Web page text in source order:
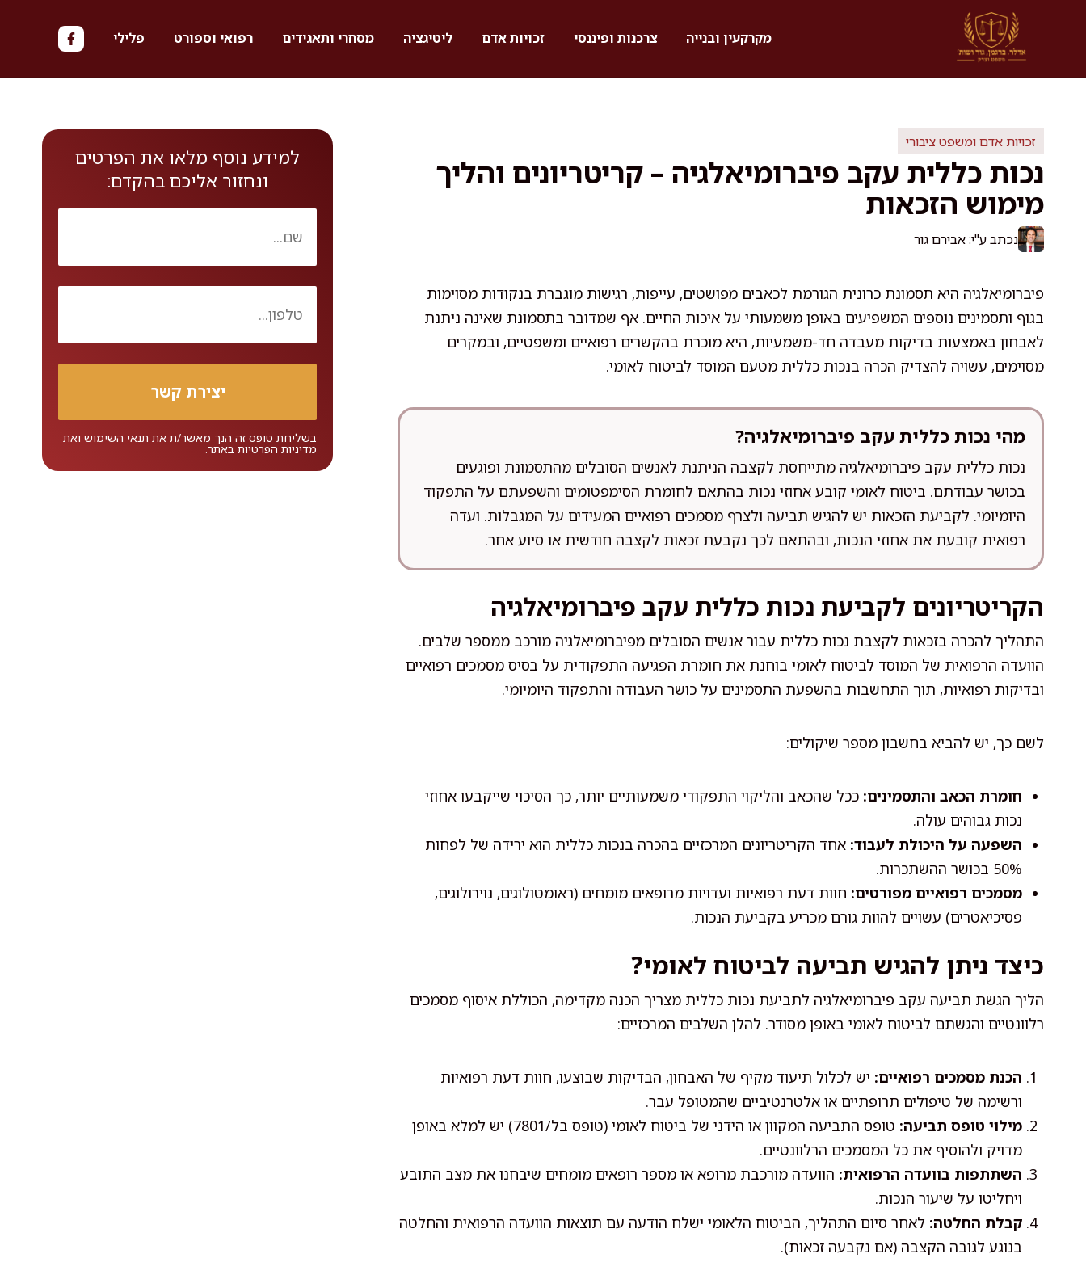
מקרקעין ובנייה צרכנות ופיננסי זכויות אדם ליטיגציה מסחרי ותאגידים רפואי וספורט פלילי
זכויות אדם ומשפט ציבורי
נכות כללית עקב פיברומיאלגיה – קריטריונים והליך
מימוש הזכאות
נכתב ע"י: אבירם גור
פיברומיאלגיה היא תסמונת כרונית הגורמת לכאבים מפושטים, עייפות, רגישות מוגברת בנקודות מסוימות
בגוף ותסמינים נוספים המשפיעים באופן משמעותי על איכות החיים. אף שמדובר בתסמונת שאינה ניתנת
לאבחון באמצעות בדיקות מעבדה חד-משמעיות, היא מוכרת בהקשרים רפואיים ומשפטיים, ובמקרים
מסוימים, עשויה להצדיק הכרה בנכות כללית מטעם המוסד לביטוח לאומי.
מהי נכות כללית עקב פיברומיאלגיה?
נכות כללית עקב פיברומיאלגיה מתייחסת לקצבה הניתנת לאנשים הסובלים מהתסמונת ופוגעים
בכושר עבודתם. ביטוח לאומי קובע אחוזי נכות בהתאם לחומרת הסימפטומים והשפעתם על התפקוד
היומיומי. לקביעת הזכאות יש להגיש תביעה ולצרף מסמכים רפואיים המעידים על המגבלות. ועדה
רפואית קובעת את אחוזי הנכות, ובהתאם לכך נקבעת זכאות לקצבה חודשית או סיוע אחר.
הקריטריונים לקביעת נכות כללית עקב פיברומיאלגיה
התהליך להכרה בזכאות לקצבת נכות כללית עבור אנשים הסובלים מפיברומיאלגיה מורכב ממספר שלבים.
הוועדה הרפואית של המוסד לביטוח לאומי בוחנת את חומרת הפגיעה התפקודית על בסיס מסמכים רפואיים
ובדיקות רפואיות, תוך התחשבות בהשפעת התסמינים על כושר העבודה והתפקוד היומיומי.
לשם כך, יש להביא בחשבון מספר שיקולים:
חומרת הכאב והתסמינים: ככל שהכאב והליקוי התפקודי משמעותיים יותר, כך הסיכוי שייקבעו אחוזי
נכות גבוהים עולה.
השפעה על היכולת לעבוד: אחד הקריטריונים המרכזיים בהכרה בנכות כללית הוא ירידה של לפחות
50% בכושר ההשתכרות.
מסמכים רפואיים מפורטים: חוות דעת רפואיות ועדויות מרופאים מומחים (ראומטולוגים, נוירולוגים,
פסיכיאטרים) עשויים להוות גורם מכריע בקביעת הנכות.
כיצד ניתן להגיש תביעה לביטוח לאומי?
הליך הגשת תביעה עקב פיברומיאלגיה לתביעת נכות כללית מצריך הכנה מקדימה, הכוללת איסוף מסמכים
רלוונטיים והגשתם לביטוח לאומי באופן מסודר. להלן השלבים המרכזיים:
הכנת מסמכים רפואיים: יש לכלול תיעוד מקיף של האבחון, הבדיקות שבוצעו, חוות דעת רפואיות
ורשימה של טיפולים תרופתיים או אלטרנטיביים שהמטופל עבר.
מילוי טופס תביעה:
טופס התביעה המקוון או הידני של ביטוח לאומי (טופס בל/7801) יש למלא באופן
מדויק ולהוסיף את כל המסמכים הרלוונטיים.
השתתפות בוועדה הרפואית: הוועדה מורכבת מרופא או מספר רופאים מומחים שיבחנו את מצב התובע
ויחליטו על שיעור הנכות.
קבלת החלטה: לאחר סיום התהליך, הביטוח הלאומי ישלח הודעה עם תוצאות הוועדה הרפואית והחלטה
בנוגע לגובה הקצבה (אם נקבעה זכאות).
למידע נוסף מלאו את הפרטים
ונחזור אליכם בהקדם:
בשליחת טופס זה הנך מאשר/ת את תנאי השימושואת
מדיניות הפרטיותבאתר.